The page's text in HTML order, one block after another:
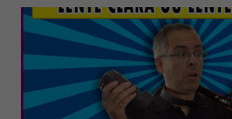
Por que você não precisa de